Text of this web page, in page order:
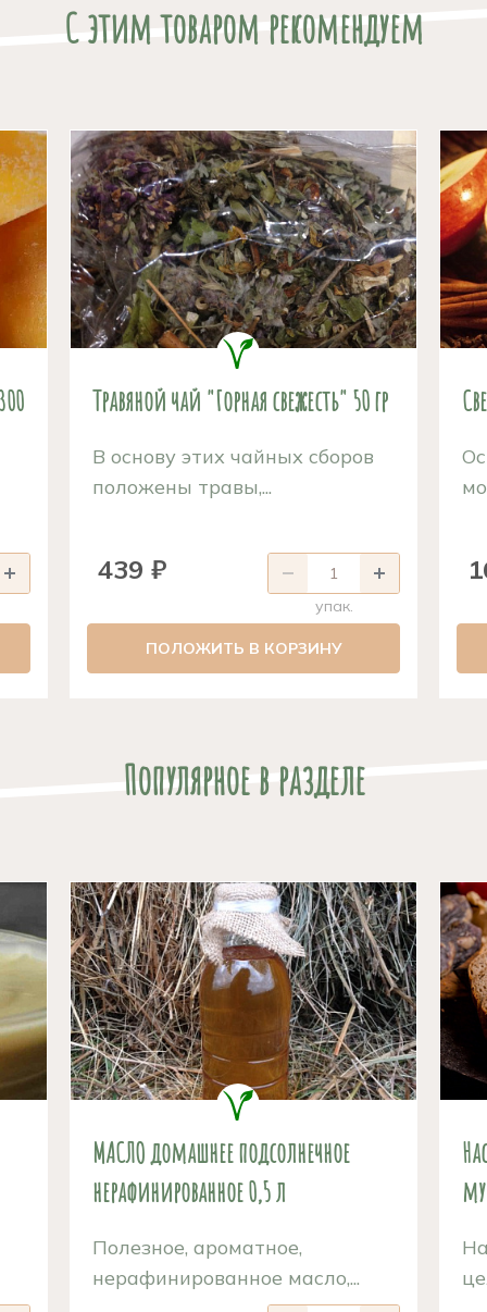
С этим товаром рекомендуем
Травяной чай "Горная свежесть" 50 гр
В основу этих чайных сборов
положены травы,...
439 ₽
упак.
ПОЛОЖИТЬ В КОРЗИНУ
Популярное в разделе
МАСЛО домашнее подсолнечное
нерафинированное 0,5 л
Полезное, ароматное,
нерафинированное масло,...